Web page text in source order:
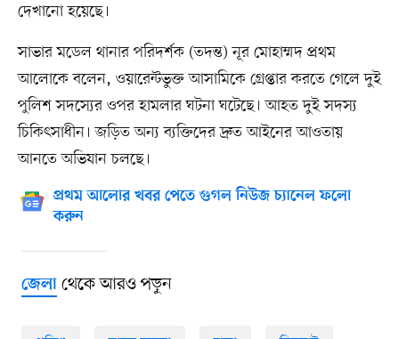
দেখানো হয়েছে।
সাভার মডেল থানার পরিদর্শক (তদন্ত) নূর মোহাম্মদ প্রথম
আলোকে বলেন, ওয়ারেন্টভুক্ত আসামিকে গ্রেপ্তার করতে গেলে দুই
পুলিশ সদস্যের ওপর হামলার ঘটনা ঘটেছে। আহত দুই সদস্য
চিকিৎসাধীন। জড়িত অন্য ব্যক্তিদের দ্রুত আইনের আওতায়
আনতে অভিযান চলছে।
প্রথম আলোর খবর পেতে গুগল নিউজ চ্যানেল ফলো
করুন
জেলাথেকে আরও পড়ুন